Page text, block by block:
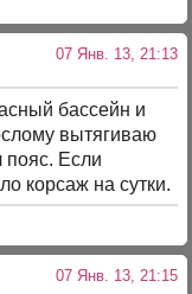
07 Янв. 13, 21:13
бассейн и
вытягиваю
пояс. Если
корсаж на сутки.
07 Янв. 13, 21:15